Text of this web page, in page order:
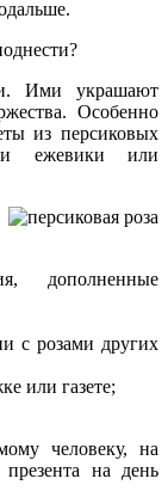
Ими украшают
Особенно
из персиковых
ежевики или
дополненные
с розами других
или газете;
человеку, на
презента на день